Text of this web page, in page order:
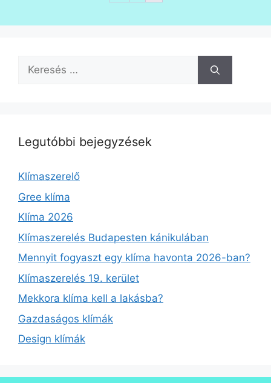
Keresés:
Legutóbbi bejegyzések
Klímaszerelő
Gree klíma
Klíma 2026
Klímaszerelés Budapesten kánikulában
Mennyit fogyaszt egy klíma havonta 2026-ban?
Klímaszerelés 19. kerület
Mekkora klíma kell a lakásba?
Gazdaságos klímák
Design klímák